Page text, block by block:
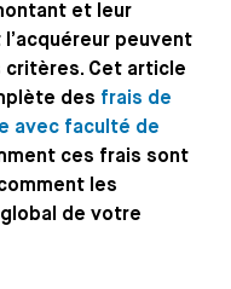
et leur
peuvent
critères. Cet article
des frais de
avec faculté de
ces frais sont
les
de votre